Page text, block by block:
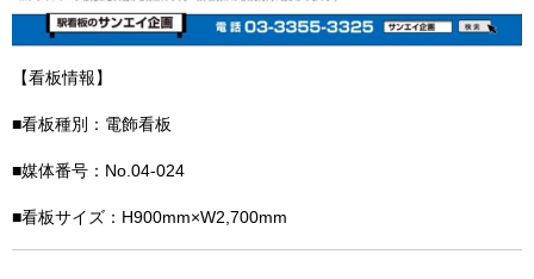
【看板情報】
■看板種別：電飾看板
■媒体番号：No.04-024
■看板サイズ：H900mm×W2,700mm